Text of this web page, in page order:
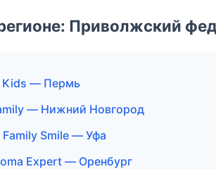
Приволжский
Kids — Пермь
— Нижний Новгород
Smile — Уфа
Expert — Оренбург